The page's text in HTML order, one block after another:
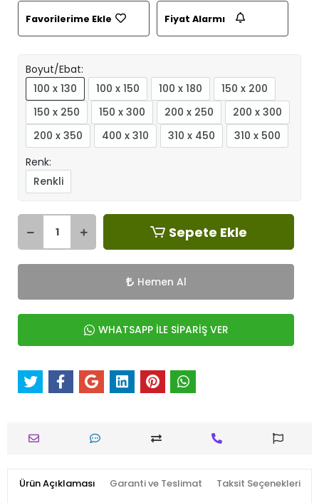
Favorilerime Ekle Fiyat Alarmı
Boyut/Ebat:
100 x 130
100 x 150 100 x 180
150 x 200
150 x 250
150 x 300 200 x 250
200 x 300
200 x 350
400 x 310 310 x 450
310 x 500
Renk:
Renkli
Sepete Ekle
Hemen Al
WHATSAPP İLE SİPARİŞ VER
Ürün Açıklaması Garanti ve Teslimat Taksit Seçenekleri